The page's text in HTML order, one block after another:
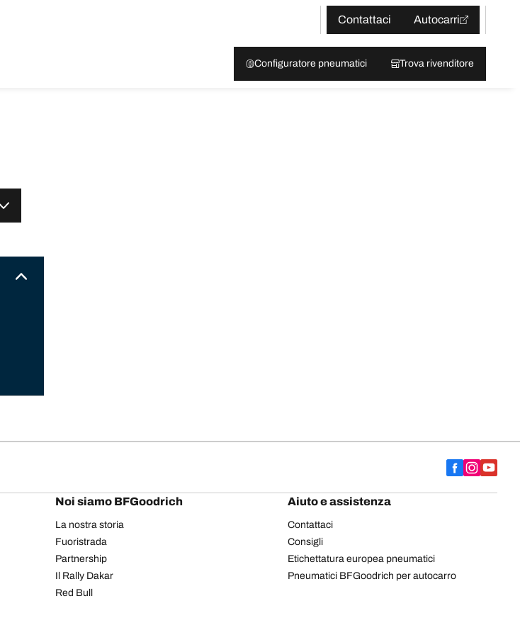
Contattaci
Autocarri
Configuratore pneumatici Trova rivenditore
Noi siamo BFGoodrich
La nostra storia
Fuoristrada
Partnership
Il Rally Dakar
Red Bull
Aiuto e assistenza
Contattaci
Consigli
Etichettatura europea pneumatici
Pneumatici BFGoodrich per autocarro